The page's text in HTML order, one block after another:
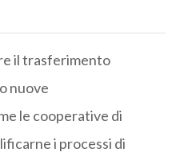
il trasferimento
nuove
le cooperative di
i processi di